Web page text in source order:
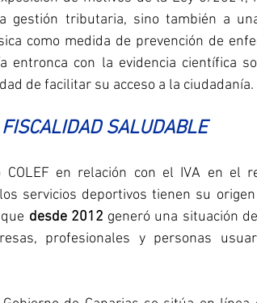
gestión tributaria, sino también a
como medida de prevención de
entronca con la evidencia científica
de facilitar su acceso a la ciudadanía.
SALUDABLE
COLEF en relación con el IVA en el
servicios deportivos tienen su
desde 2012 generó una situación
profesionales y personas